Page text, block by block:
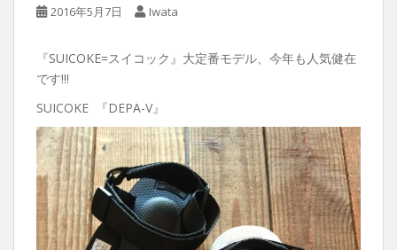
2016年5月7日 Iwata
『SUICOKE=スイコック』大定番モデル、今年も人気健在
です!!!
SUICOKE 『DEPA-V』